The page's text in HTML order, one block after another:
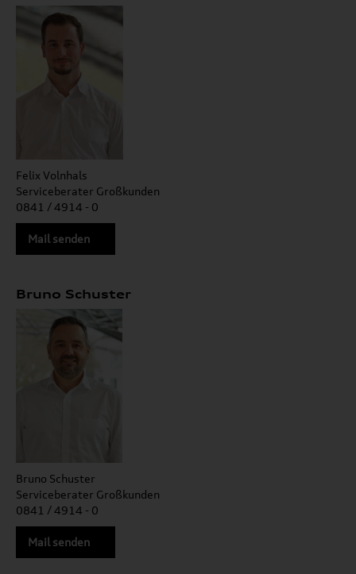
Felix Volnhals
Serviceberater Großkunden
0841 / 4914 - 0
Mail senden
Bruno Schuster
Bruno Schuster
Serviceberater Großkunden
0841 / 4914 - 0
Mail senden